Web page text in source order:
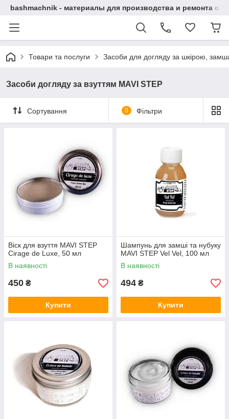
bashmachnik - материалы для производства и ремонта
Товари та послуги Засоби для догляду за шкірою,
Засоби догляду за взуттям MAVI STEP
Сортування 0 Фільтри
Віск для взуття MAVI STEP
Cirage de Luxe, 50 мл
В наявності
450 ₴
Купити
Шампунь для замші та нубуку
MAVI STEP Vel Vel, 100 мл
В наявності
494 ₴
Купити